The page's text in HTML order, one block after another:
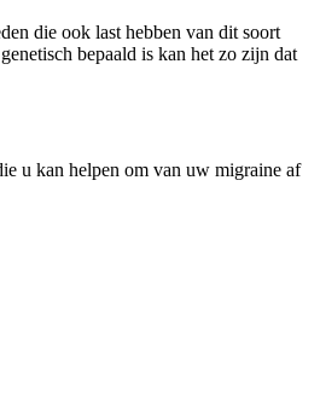
die ook last hebben van dit soort
bepaald is kan het zo zijn dat
u kan helpen om van uw migraine af